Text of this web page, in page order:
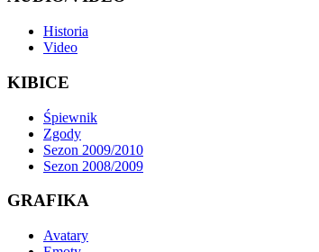
Historia
Video
KIBICE
Śpiewnik
Zgody
Sezon 2009/2010
Sezon 2008/2009
GRAFIKA
Avatary